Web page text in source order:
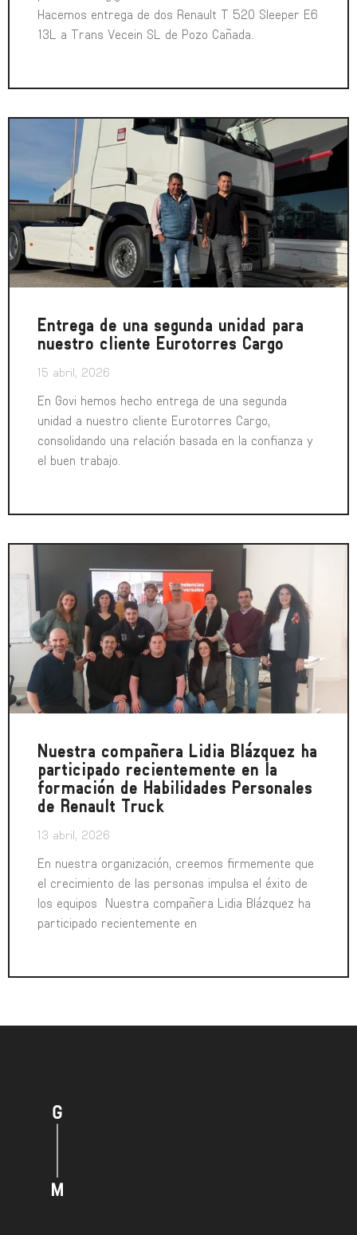
Hacemos entrega de dos Renault T 520 Sleeper E6
13L a Trans Vecein SL de Pozo Cañada.
Entrega de una segunda unidad para
nuestro cliente Eurotorres Cargo
15 abril, 2026
En Govi hemos hecho entrega de una segunda
unidad a nuestro cliente Eurotorres Cargo,
consolidando una relación basada en la confianza y
el buen trabajo.
Nuestra compañera Lidia Blázquez ha
participado recientemente en la
formación de Habilidades Personales
de Renault Truck
13 abril, 2026
En nuestra organización, creemos firmemente que
el crecimiento de las personas impulsa el éxito de
los equipos Nuestra compañera Lidia Blázquez ha
participado recientemente en